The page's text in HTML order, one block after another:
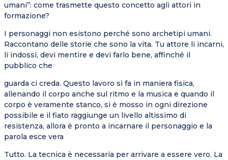
umani”: come trasmette questo concetto agli attori in
formazione?
I personaggi non esistono perché sono archetipi umani.
Raccontano delle storie che sono la vita. Tu attore li incarni,
li indossi, devi mentire e devi farlo bene, affinché il
pubblico che
guarda ci creda. Questo lavoro si fa in maniera fisica,
allenando il corpo anche sul ritmo e la musica e quando il
corpo è veramente stanco, si è mosso in ogni direzione
possibile e il fiato raggiunge un livello altissimo di
resistenza, allora è pronto a incarnare il personaggio e la
parola esce vera
Tutto. La tecnica è necessaria per arrivare a essere vero. La